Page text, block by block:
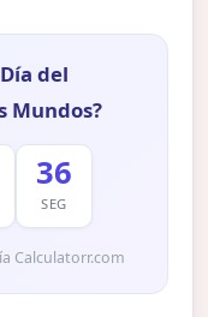
del
Mundos?
35
SEG
Calculatorr.com